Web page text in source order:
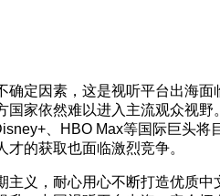
定因素，这是视听平台出海
家依然难以进入主流观众视野
、HBO Max等国际巨头将
的获取也面临激烈竞争。
义，耐心用心不断打造优质中